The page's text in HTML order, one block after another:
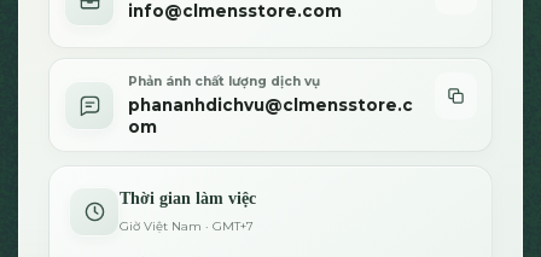
info@clmensstore.com
Phản ánh chất lượng dịch vụ
phananhdichvu@clmensstore.c
om
Thời gian làm việc
Giờ Việt Nam · GMT+7